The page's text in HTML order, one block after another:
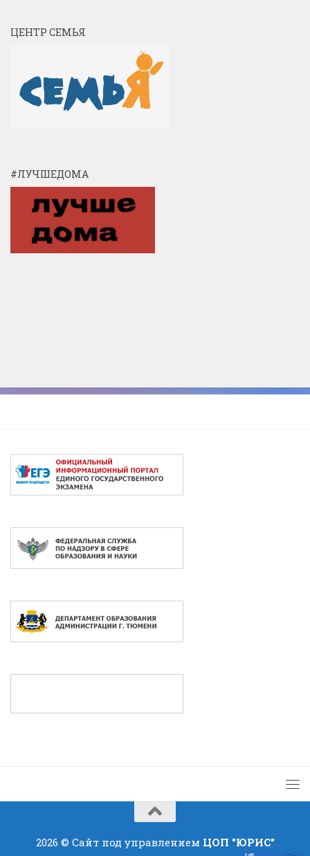
ЦЕНТР СЕМЬЯ
#ЛУЧШЕДОМА
2026 © Сайт под управлением ЦОП "ЮРИС"